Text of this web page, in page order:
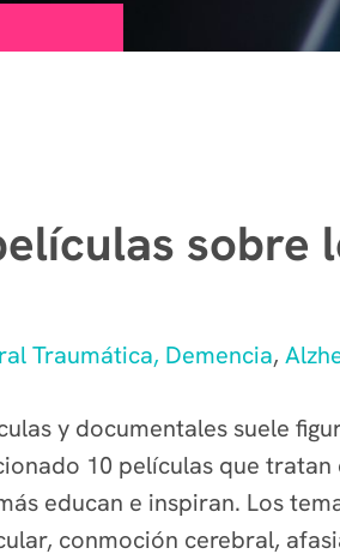
Traumática, Demencia,
y documentales suele
10 películas que
educan e inspiran. Los
conmoción cerebral,